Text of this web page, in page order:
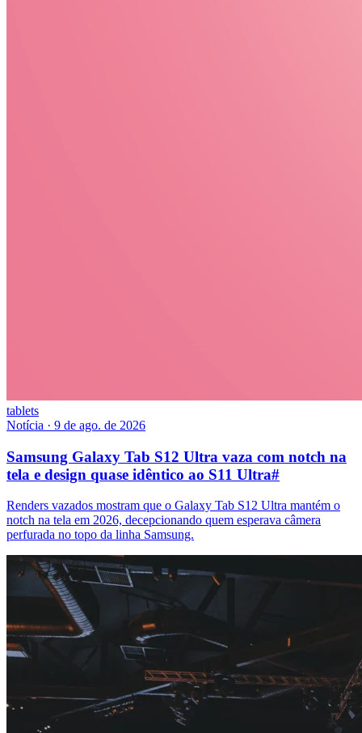
tablets
Notícia · 9 de ago. de 2026
Samsung Galaxy Tab S12 Ultra vaza com notch na
tela e design quase idêntico ao S11 Ultra#
Renders vazados mostram que o Galaxy Tab S12 Ultra mantém o
notch na tela em 2026, decepcionando quem esperava câmera
perfurada no topo da linha Samsung.